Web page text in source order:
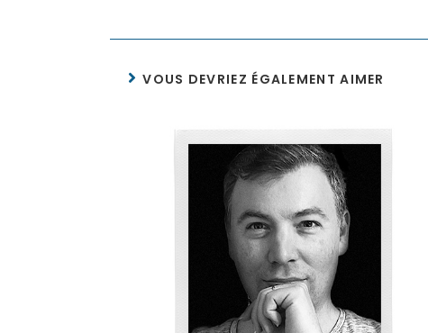
VOUS DEVRIEZ ÉGALEMENT AIMER